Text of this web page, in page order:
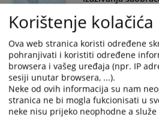
get
the
keyboard
shortcuts
for
changing
dates.
get
the
keyboard
shortcuts
for
changing
dates.
Predložen pritvor E.M. (1989) zbog
nezgode i nepružanja pomoći
22.06.2026.
Predložen pritvor
koji su uhapšeni u
Korištenje kolačića
Ova web stranica koristi određene
pohranjivati i koristiti određene
browsera i vašeg uređaja (npr. IP
sesiji unutar browsera, ...).
Neke od ovih informacija su nam
stranica ne bi mogla fukcionisati u
neke nisu prijeko neophodne a